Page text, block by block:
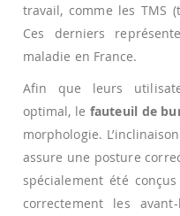
travail, comme les TMS
Ces derniers
maladie en France.
Afin que leurs
optimal, le fauteuil de
morphologie.
assure une posture
spécialement été
correctement les